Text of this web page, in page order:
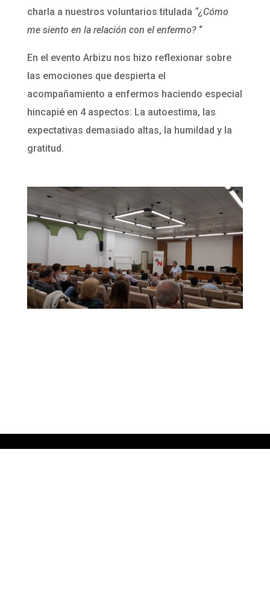
charla a nuestros voluntarios titulada “¿Cómo
me siento en la relación con el enfermo?“
En el evento Arbizu nos hizo reflexionar sobre
las emociones que despierta el
acompañamiento a enfermos haciendo especial
hincapié en 4 aspectos: La autoestima, las
expectativas demasiado altas, la humildad y la
gratitud.